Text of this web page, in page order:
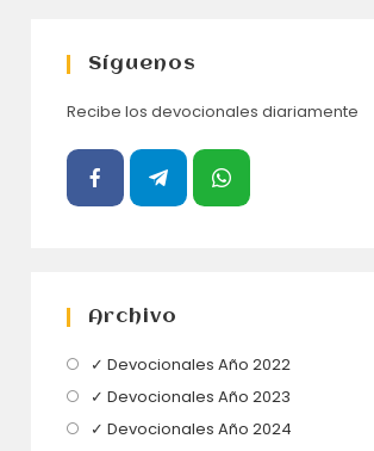
Síguenos
Recibe los devocionales diariamente
Archivo
✓ Devocionales Año 2022Se
✓ Devocionales Año 2023
abre
✓ Devocionales Año 2024